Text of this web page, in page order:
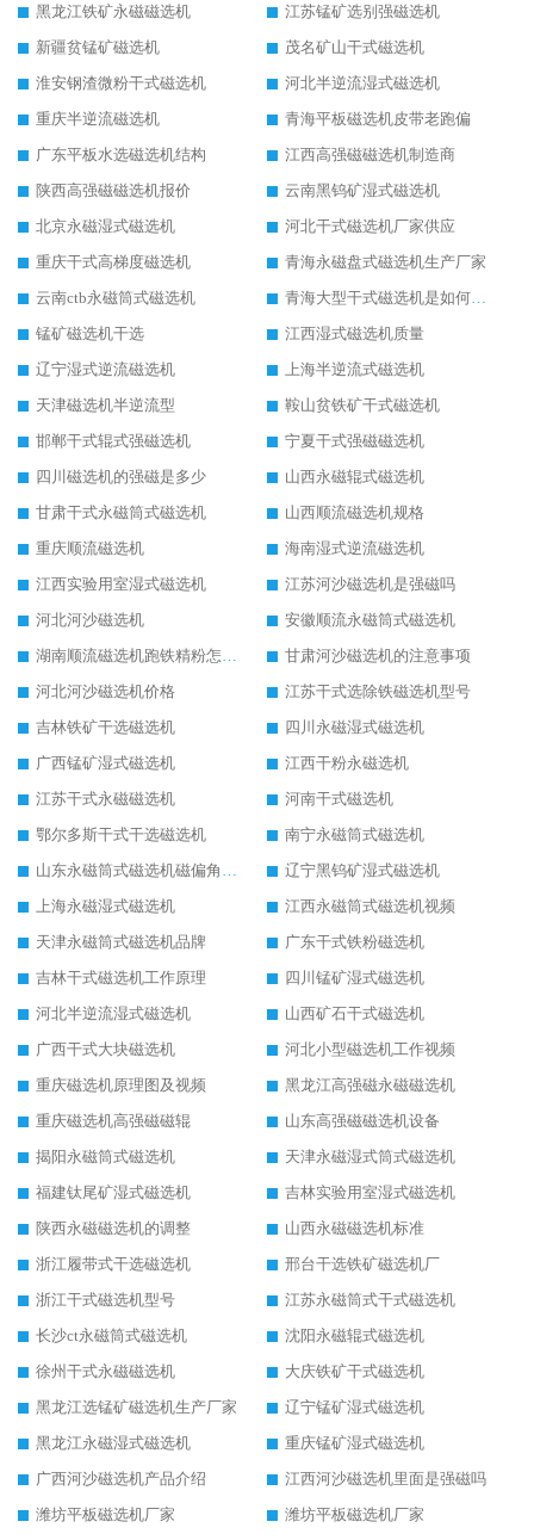
黑龙江铁矿永磁磁选机
江苏锰矿选别强磁选机
新疆贫锰矿磁选机
茂名矿山干式磁选机
淮安钢渣微粉干式磁选机
河北半逆流湿式磁选机
重庆半逆流磁选机
青海平板磁选机皮带老跑偏
广东平板水选磁选机结构
江西高强磁磁选机制造商
陕西高强磁磁选机报价
云南黑钨矿湿式磁选机
北京永磁湿式磁选机
河北干式磁选机厂家供应
重庆干式高梯度磁选机
青海永磁盘式磁选机生产厂家
云南ctb永磁筒式磁选机
青海大型干式磁选机是如何选矿的
锰矿磁选机干选
江西湿式磁选机质量
辽宁湿式逆流磁选机
上海半逆流式磁选机
天津磁选机半逆流型
鞍山贫铁矿干式磁选机
邯郸干式辊式强磁选机
宁夏干式强磁磁选机
四川磁选机的强磁是多少
山西永磁辊式磁选机
甘肃干式永磁筒式磁选机
山西顺流磁选机规格
重庆顺流磁选机
海南湿式逆流磁选机
江西实验用室湿式磁选机
江苏河沙磁选机是强磁吗
河北河沙磁选机
安徽顺流永磁筒式磁选机
湖南顺流磁选机跑铁精粉怎么处理
甘肃河沙磁选机的注意事项
河北河沙磁选机价格
江苏干式选除铁磁选机型号
吉林铁矿干选磁选机
四川永磁湿式磁选机
广西锰矿湿式磁选机
江西干粉永磁选机
江苏干式永磁磁选机
河南干式磁选机
鄂尔多斯干式干选磁选机
南宁永磁筒式磁选机
山东永磁筒式磁选机磁偏角怎么调整
辽宁黑钨矿湿式磁选机
上海永磁湿式磁选机
江西永磁筒式磁选机视频
天津永磁筒式磁选机品牌
广东干式铁粉磁选机
吉林干式磁选机工作原理
四川锰矿湿式磁选机
河北半逆流湿式磁选机
山西矿石干式磁选机
广西干式大块磁选机
河北小型磁选机工作视频
重庆磁选机原理图及视频
黑龙江高强磁永磁磁选机
重庆磁选机高强磁磁辊
山东高强磁磁选机设备
揭阳永磁筒式磁选机
天津永磁湿式筒式磁选机
福建钛尾矿湿式磁选机
吉林实验用室湿式磁选机
陕西永磁磁选机的调整
山西永磁磁选机标准
浙江履带式干选磁选机
邢台干选铁矿磁选机厂
浙江干式磁选机型号
江苏永磁筒式干式磁选机
长沙ct永磁筒式磁选机
沈阳永磁辊式磁选机
徐州干式永磁磁选机
大庆铁矿干式磁选机
黑龙江选锰矿磁选机生产厂家
辽宁锰矿湿式磁选机
黑龙江永磁湿式磁选机
重庆锰矿湿式磁选机
广西河沙磁选机产品介绍
江西河沙磁选机里面是强磁吗
潍坊平板磁选机厂家
潍坊平板磁选机厂家